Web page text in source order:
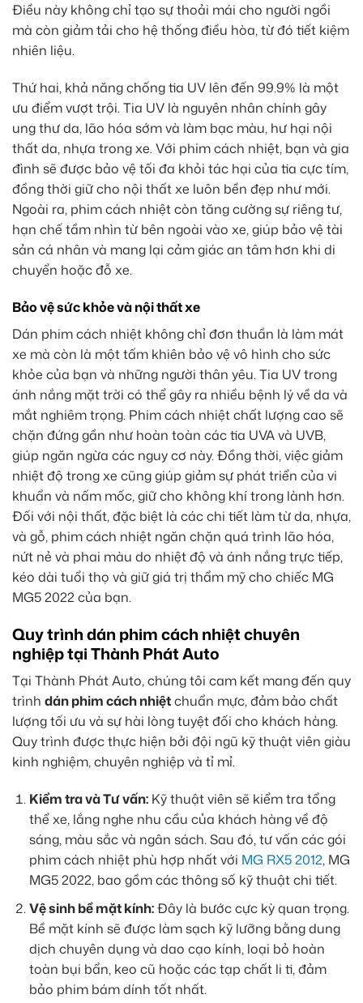
Điều này không chỉ tạo sự thoải mái cho người ngồi
mà còn giảm tải cho hệ thống điều hòa, từ đó tiết kiệm
nhiên liệu.
Thứ hai, khả năng chống tia UV lên đến 99.9% là một
ưu điểm vượt trội. Tia UV là nguyên nhân chính gây
ung thư da, lão hóa sớm và làm bạc màu, hư hại nội
thất da, nhựa trong xe. Với phim cách nhiệt, bạn và gia
đình sẽ được bảo vệ tối đa khỏi tác hại của tia cực tím,
đồng thời giữ cho nội thất xe luôn bền đẹp như mới.
Ngoài ra, phim cách nhiệt còn tăng cường sự riêng tư,
hạn chế tầm nhìn từ bên ngoài vào xe, giúp bảo vệ tài
sản cá nhân và mang lại cảm giác an tâm hơn khi di
chuyển hoặc đỗ xe.
Bảo vệ sức khỏe và nội thất xe
Dán phim cách nhiệt không chỉ đơn thuần là làm mát
xe mà còn là một tấm khiên bảo vệ vô hình cho sức
khỏe của bạn và những người thân yêu. Tia UV trong
ánh nắng mặt trời có thể gây ra nhiều bệnh lý về da và
mắt nghiêm trọng. Phim cách nhiệt chất lượng cao sẽ
chặn đứng gần như hoàn toàn các tia UVA và UVB,
giúp ngăn ngừa các nguy cơ này. Đồng thời, việc giảm
nhiệt độ trong xe cũng giúp giảm sự phát triển của vi
khuẩn và nấm mốc, giữ cho không khí trong lành hơn.
Đối với nội thất, đặc biệt là các chi tiết làm từ da, nhựa,
và gỗ, phim cách nhiệt ngăn chặn quá trình lão hóa,
nứt nẻ và phai màu do nhiệt độ và ánh nắng trực tiếp,
kéo dài tuổi thọ và giữ giá trị thẩm mỹ cho chiếc MG
MG5 2022 của bạn.
Quy trình dán phim cách nhiệt chuyên
nghiệp tại Thành Phát Auto
Tại Thành Phát Auto, chúng tôi cam kết mang đến quy
trình dán phim cách nhiệtchuẩn mực, đảm bảo chất
lượng tối ưu và sự hài lòng tuyệt đối cho khách hàng.
Quy trình được thực hiện bởi đội ngũ kỹ thuật viên giàu
kinh nghiệm, chuyên nghiệp và tỉ mỉ.
Kiểm tra và Tư vấn:Kỹ thuật viên sẽ kiểm tra tổng
thể xe, lắng nghe nhu cầu của khách hàng về độ
sáng, màu sắc và ngân sách. Sau đó, tư vấn các gói
phim cách nhiệt phù hợp nhất với MG RX5 2012, MG
MG5 2022, bao gồm các thông số kỹ thuật chi tiết.
Vệ sinh bề mặt kính:Đây là bước cực kỳ quan trọng.
Bề mặt kính sẽ được làm sạch kỹ lưỡng bằng dung
dịch chuyên dụng và dao cạo kính, loại bỏ hoàn
toàn bụi bẩn, keo cũ hoặc các tạp chất li ti, đảm
bảo phim bám dính tốt nhất.